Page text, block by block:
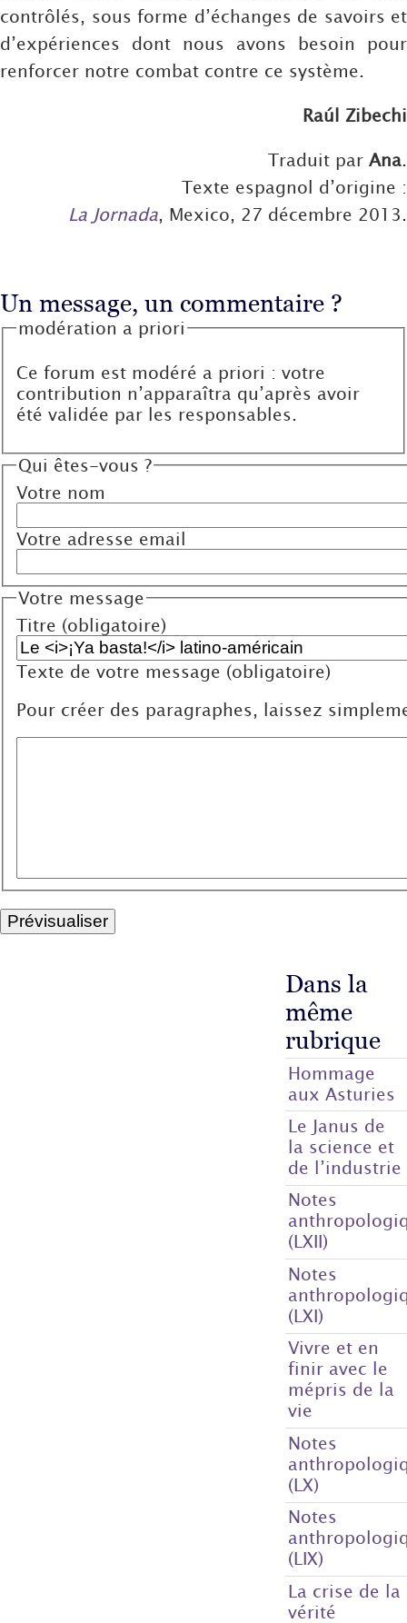
contrôlés, sous forme d’échanges de savoirs et
d’expériences dont nous avons besoin pour
renforcer notre combat contre ce système.
Raúl Zibechi
Traduit par Ana.
Texte espagnol d’origine :
La Jornada, Mexico, 27 décembre 2013.
Un message, un commentaire ?
modération a priori
Ce forum est modéré a priori : votre
contribution n’apparaîtra qu’après avoir
été validée par les responsables.
Qui êtes-vous ?
Votre nom
Votre adresse email
Votre message
Titre (obligatoire)
Texte de votre message (obligatoire)
Pour créer des paragraphes, laissez
Dans la
même
rubrique
Hommage
aux Asturies
Le Janus de
la science et
de l’industrie
Notes
(LXII)
Notes
(LXI)
Vivre et en
finir avec le
mépris de la
vie
Notes
(LX)
Notes
(LIX)
La crise de la
vérité